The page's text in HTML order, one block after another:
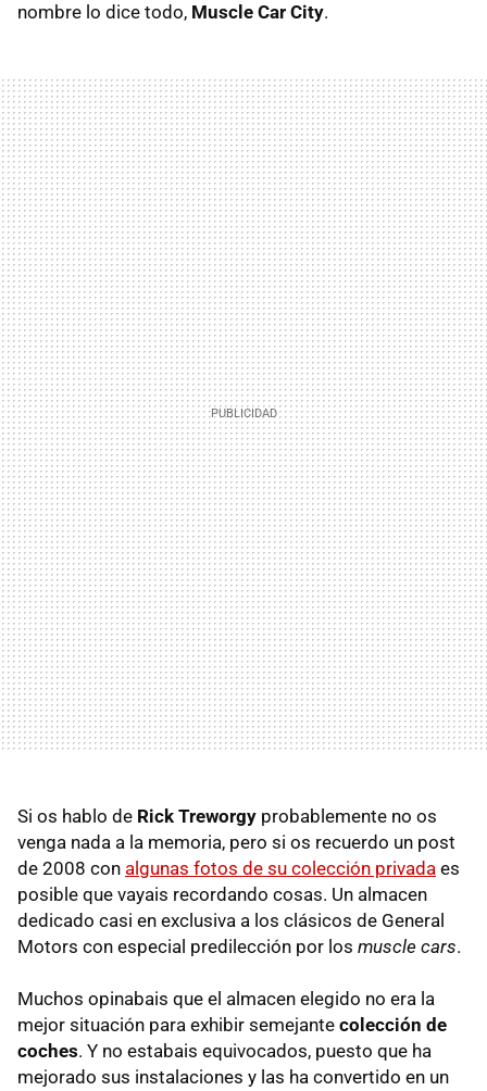
nombre lo dice todo, Muscle Car City.
Si os hablo de Rick Treworgy probablemente no os
venga nada a la memoria, pero si os recuerdo un post
de 2008 con algunas fotos de su colección privada es
posible que vayais recordando cosas. Un almacen
dedicado casi en exclusiva a los clásicos de General
Motors con especial predilección por los muscle cars.
Muchos opinabais que el almacen elegido no era la
mejor situación para exhibir semejante colección de
coches. Y no estabais equivocados, puesto que ha
mejorado sus instalaciones y las ha convertido en un